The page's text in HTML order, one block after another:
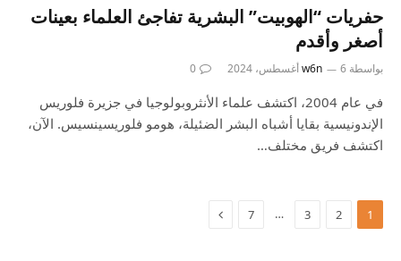
حفريات “الهوبيت” البشرية تفاجئ العلماء بعينات
أصغر وأقدم
بواسطة w6n 6 أغسطس، 2024 0
في عام 2004، اكتشف علماء الأنثروبولوجيا في جزيرة فلوريس
الإندونيسية بقايا أشباه البشر الضئيلة، هومو فلوريسينسيس. الآن،
اكتشف فريق مختلف…
1
2
3
…
7